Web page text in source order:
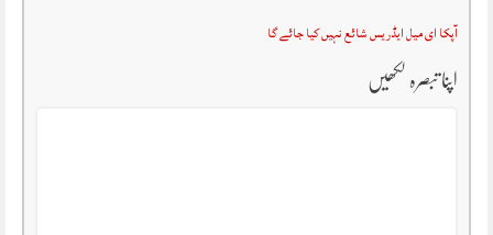
آپکا ای میل ایڈریس شائع نہیں کیا جائے گا
اپنا تبصرہ لکھیں